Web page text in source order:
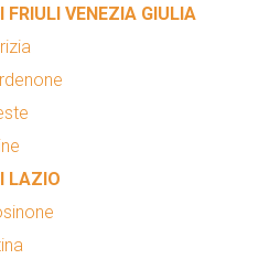
FRIULI VENEZIA GIULIA
LAZIO